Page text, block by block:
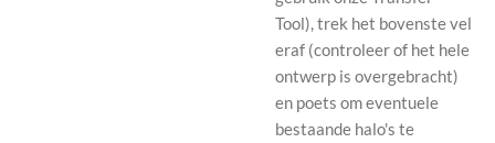
Tool), trek het bovenste vel
eraf (controleer of het hele
ontwerp is overgebracht)
en poets om eventuele
bestaande halo's te